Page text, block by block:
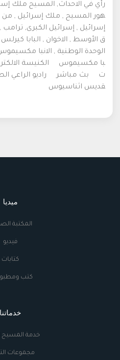
رأي في الاحداث, المسيح ملك
هور المسيح , ملك إسرائيل , من
إسرائيل , إسرائيل الكبرى,
ق الأوسط , الاخوان , البابا
الوحدة الوطنية , الانبا
با مكسيموس
الكنيسة
ت
بث مباشر راديو الراعي
قديس اثناسيوس
ميديا
المكتبة
فيديو
كتابات
كتب
خدماتنا
خدمة المسيح
مجموعات